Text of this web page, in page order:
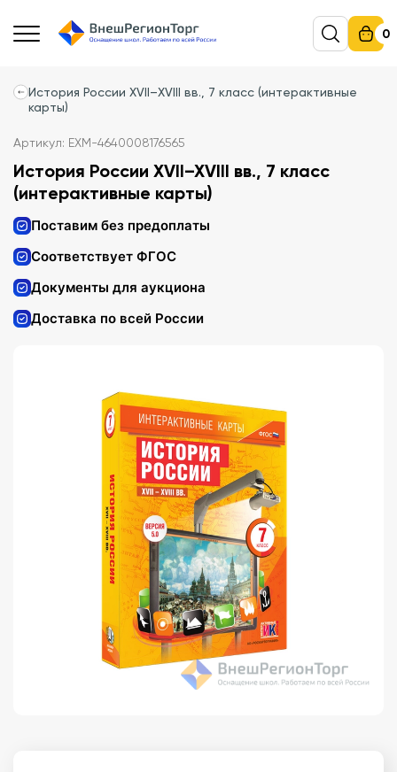
0
История России XVII–XVIII вв., 7 класс (интерактивные
карты)
Артикул: EXM-4640008176565
История России XVII–XVIII вв., 7 класс
(интерактивные карты)
Поставим без предоплаты
Соответствует ФГОС
Документы для аукциона
Доставка по всей России